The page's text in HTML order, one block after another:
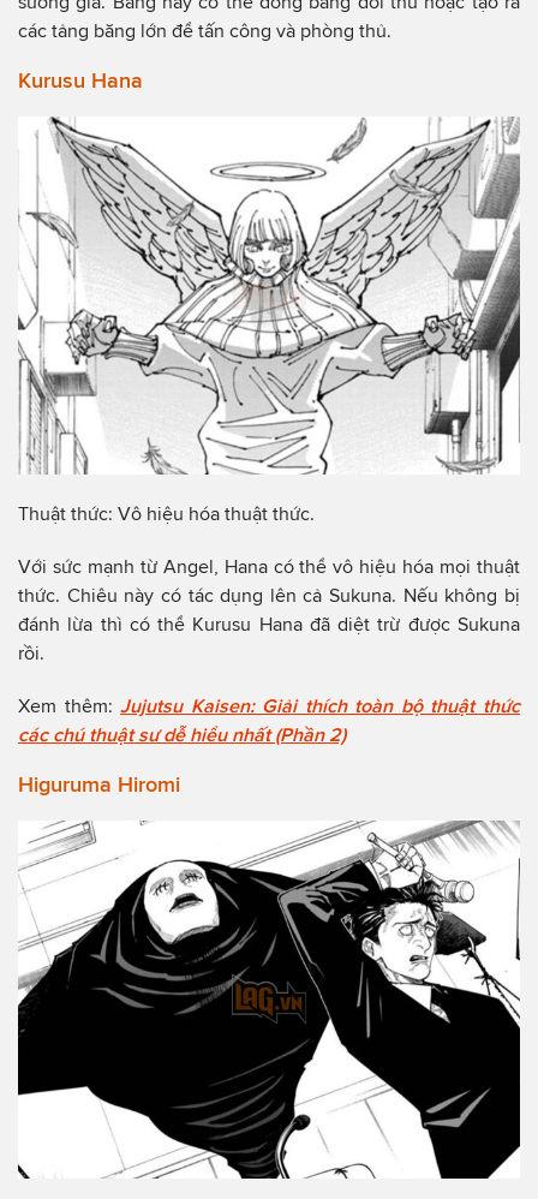
các tảng băng lớn để tấn công và phòng thủ.
Kurusu Hana
Thuật thức: Vô hiệu hóa thuật thức.
Với sức mạnh từ Angel, Hana có thể vô hiệu hóa mọi thuật
thức. Chiêu này có tác dụng lên cả Sukuna. Nếu không bị
đánh lừa thì có thể Kurusu Hana đã diệt trừ được Sukuna
rồi.
Xem thêm:Jujutsu Kaisen: Giải thích toàn bộ thuật thức
các chú thuật sư dễ hiểu nhất (Phần 2)
Higuruma Hiromi